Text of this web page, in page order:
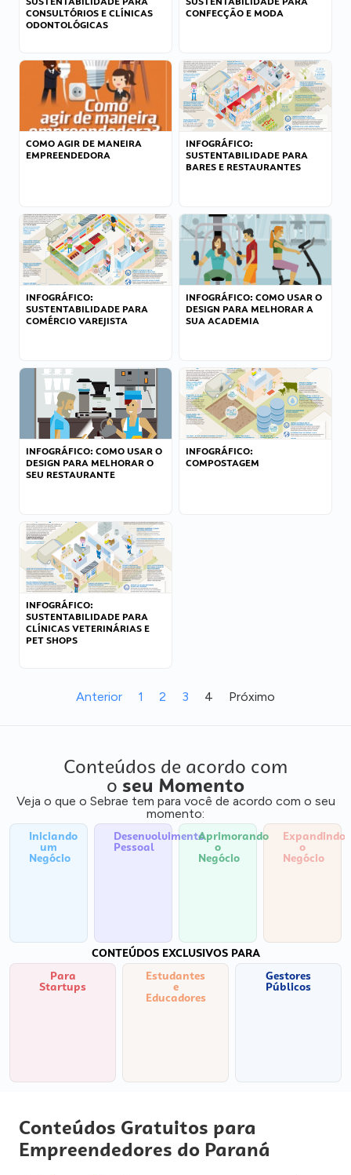
CONSULTÓRIOS E CLÍNICAS
ODONTOLÓGICAS
CONFECÇÃO E MODA
COMO AGIR DE MANEIRA
EMPREENDEDORA
INFOGRÁFICO:
SUSTENTABILIDADE PARA
BARES E RESTAURANTES
INFOGRÁFICO:
SUSTENTABILIDADE PARA
COMÉRCIO VAREJISTA
INFOGRÁFICO: COMO USAR O
DESIGN PARA MELHORAR A
SUA ACADEMIA
INFOGRÁFICO: COMO USAR O
DESIGN PARA MELHORAR O
SEU RESTAURANTE
INFOGRÁFICO:
COMPOSTAGEM
INFOGRÁFICO:
SUSTENTABILIDADE PARA
CLÍNICAS VETERINÁRIAS E
PET SHOPS
Anterior 1 2 3 4 Próximo
Conteúdos de acordo com
o seu Momento
Veja o que o Sebrae tem para você de acordo com o seu
momento:
Iniciando
um
Negócio
Desenvolvimento
Pessoal
Aprimorando
o
Negócio
Expandindo
o
Negócio
CONTEÚDOS EXCLUSIVOS PARA
Para
Startups
Estudantes
e
Educadores
Gestores
Públicos
Conteúdos Gratuitos para
Empreendedores do Paraná